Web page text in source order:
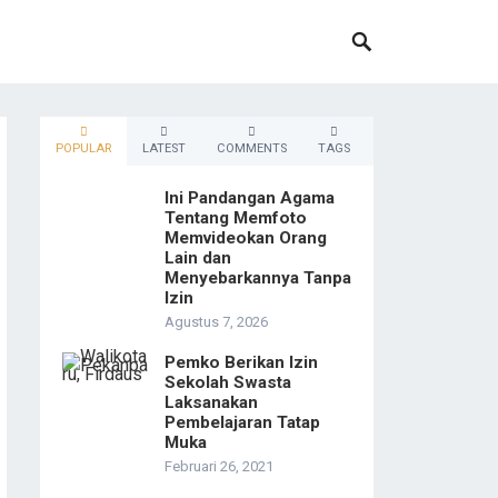
POPULAR LATEST COMMENTS TAGS
Ini Pandangan Agama
Tentang Memfoto
Memvideokan Orang
Lain dan
Menyebarkannya Tanpa
Izin
Agustus 7, 2026
Pemko Berikan Izin
Sekolah Swasta
Laksanakan
Pembelajaran Tatap
Muka
Februari 26, 2021